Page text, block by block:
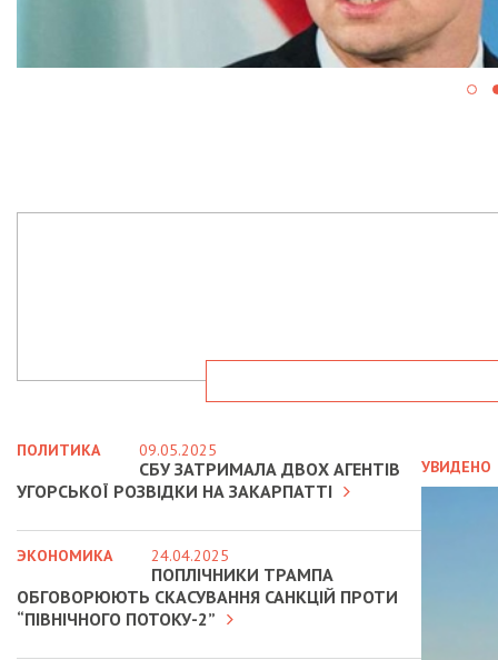
УВИДЕНО
ПОЛИТИКА 09.05.2025
СБУ ЗАТРИМАЛА ДВОХ АГЕНТІВ
УГОРСЬКОЇ РОЗВІДКИ НА ЗАКАРПАТТІ
ЭКОНОМИКА 24.04.2025
ПОПЛІЧНИКИ ТРАМПА
ОБГОВОРЮЮТЬ СКАСУВАННЯ САНКЦІЙ ПРОТИ
“ПІВНІЧНОГО ПОТОКУ-2”